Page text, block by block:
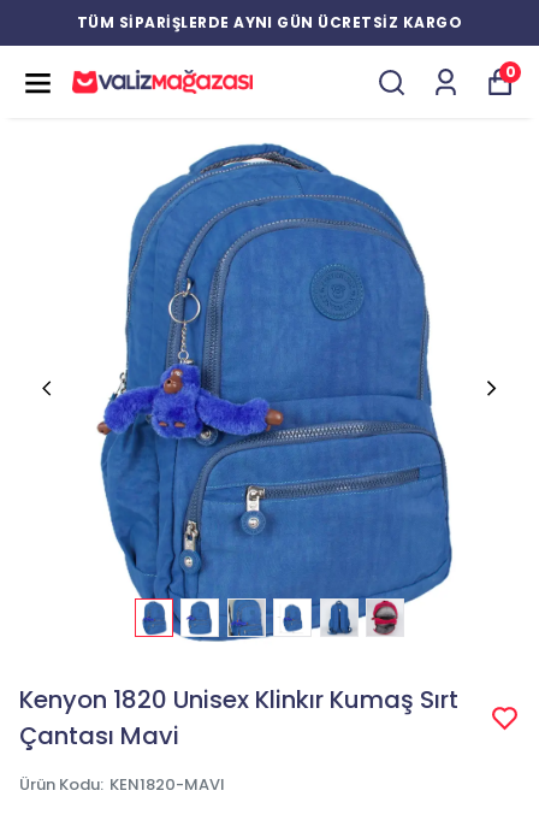
TÜM SİPARİŞLERDE AYNI GÜN ÜCRETSİZ KARGO
0
Kenyon 1820 Unisex Klinkır Kumaş Sırt
Çantası Mavi
Ürün Kodu: KEN1820-MAVI